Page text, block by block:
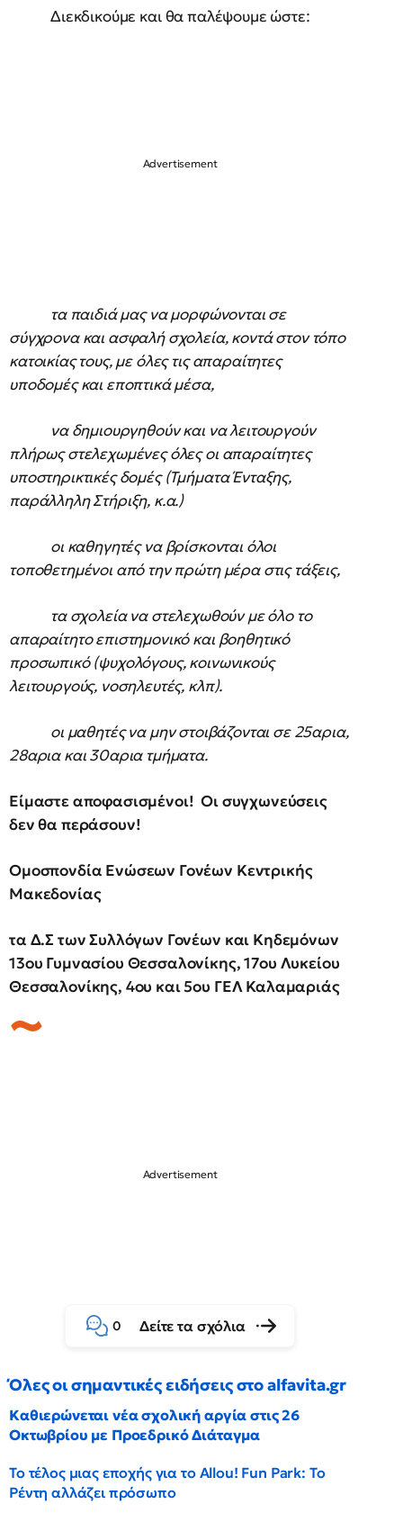
Διεκδικούμε και θα παλέψουμε ώστε:
τα παιδιά μας να μορφώνονται σε
σύγχρονα και ασφαλή σχολεία, κοντά στον τόπο
κατοικίας τους, με όλες τις απαραίτητες
υποδομές και εποπτικά μέσα,
να δημιουργηθούν και να λειτουργούν
πλήρως στελεχωμένες όλες οι απαραίτητες
υποστηρικτικές δομές (Τμήματα Ένταξης,
παράλληλη Στήριξη, κ.α.)
οι καθηγητές να βρίσκονται όλοι
τοποθετημένοι από την πρώτη μέρα στις τάξεις,
τα σχολεία να στελεχωθούν με όλο το
απαραίτητο επιστημονικό και βοηθητικό
προσωπικό (ψυχολόγους, κοινωνικούς
λειτουργούς, νοσηλευτές, κλπ).
οι μαθητές να μην στοιβάζονται σε 25αρια,
28αρια και 30αρια τμήματα.
Είμαστε αποφασισμένοι! Οι συγχωνεύσεις
δεν θα περάσουν!
Ομοσπονδία Ενώσεων Γονέων Κεντρικής
Μακεδονίας
τα Δ.Σ των Συλλόγων Γονέων και Κηδεμόνων
13ου Γυμνασίου Θεσσαλονίκης, 17ου Λυκείου
Θεσσαλονίκης, 4ου και 5ου ΓΕΛ Καλαμαριάς
0 Δείτε τα σχόλια
Όλες οι σημαντικές ειδήσεις στο alfavita.gr
Καθιερώνεται νέα σχολική αργία στις 26
Οκτωβρίου με Προεδρικό Διάταγμα
Το τέλος μιας εποχής για το Allou! Fun Park: Το
Ρέντη αλλάζει πρόσωπο